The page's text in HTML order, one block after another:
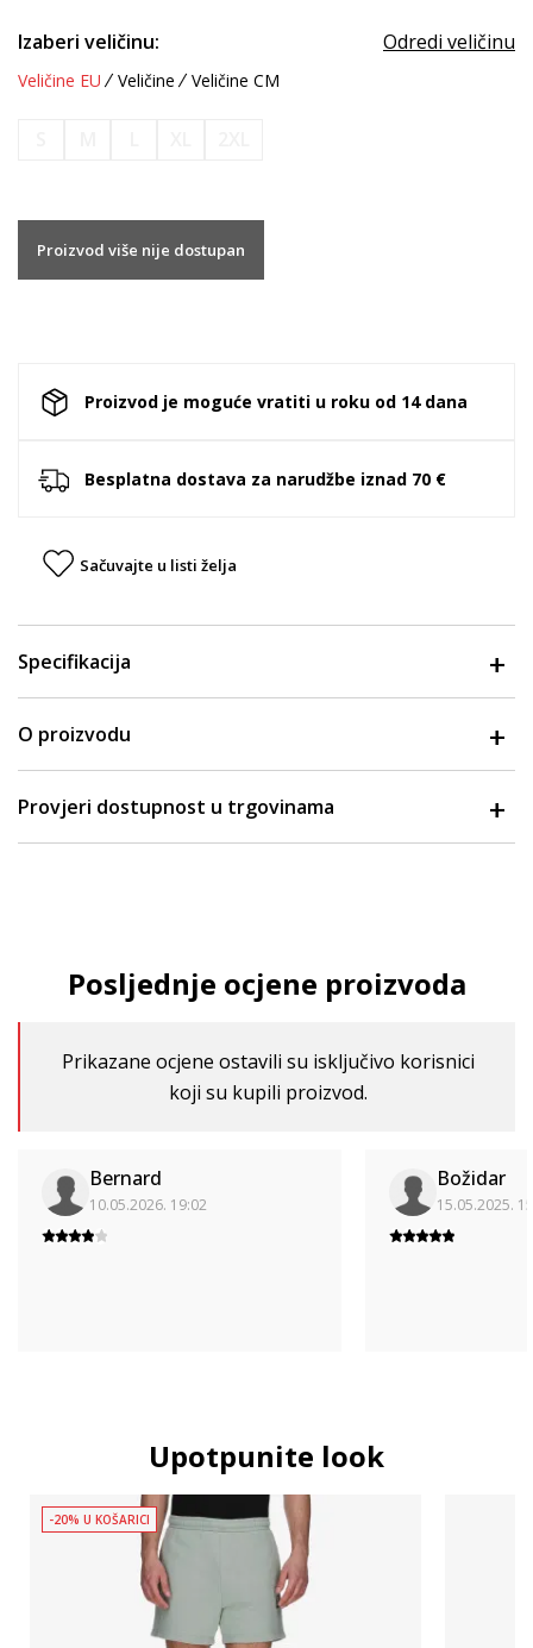
Izaberi veličinu: Odredi veličinu
Veličine EU Veličine Veličine CM
Proizvod više nije dostupan
Proizvod je moguće vratiti u roku od 14 dana
Besplatna dostava za narudžbe iznad 70 €
Sačuvajte u listi želja
Specifikacija
O proizvodu
Provjeri dostupnost u trgovinama
Posljednje ocjene proizvoda
Prikazane ocjene ostavili su isključivo korisnici
koji su kupili proizvod.
Bernard
10.05.2026. 19:02
Božidar
15.05.2025.
Upotpunite look
-20% U KOŠARICI